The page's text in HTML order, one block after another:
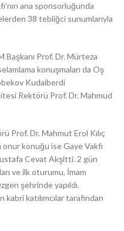
ana sponsorluğunda
38 tebliğci sunumlarıyla
Başkanı Prof. Dr. Mürteza
konuşmaları da Oş
Kudaiberdi
Rektörü Prof. Dr. Mahmud
Prof. Dr. Mahmut Erol Kılıç
onur konuğu ise Gaye Vakfı
Cevat Akşitti. 2 gün
ve ilk oturumu, İmam
şehrinde yapıldı.
katılımcılar tarafından